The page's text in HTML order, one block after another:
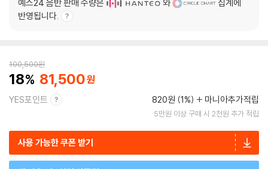
예스24 음반 판매 수량은 와
집계에
반영됩니다.
100,500원
18 81,500
YES포인트 820원 (1%) 마니아추가적립
5만원 이상 구매 시 2천원 추가 적립
사용 가능한 쿠폰 받기